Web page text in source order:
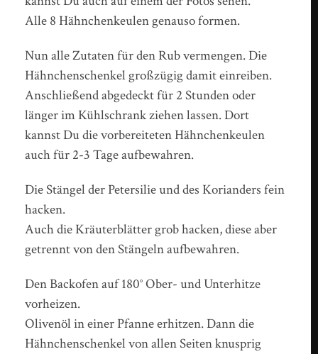
Alle 8 Hähnchenkeulen genauso formen.
Nun alle Zutaten für den Rub vermengen. Die
Hähnchenschenkel großzügig damit einreiben.
Anschließend abgedeckt für 2 Stunden oder
länger im Kühlschrank ziehen lassen. Dort
kannst Du die vorbereiteten Hähnchenkeulen
auch für 2-3 Tage aufbewahren.
Die Stängel der Petersilie und des Korianders fein
hacken.
Auch die Kräuterblätter grob hacken, diese aber
getrennt von den Stängeln aufbewahren.
Den Backofen auf 180° Ober- und Unterhitze
vorheizen.
Olivenöl in einer Pfanne erhitzen. Dann die
Hähnchenschenkel von allen Seiten knusprig